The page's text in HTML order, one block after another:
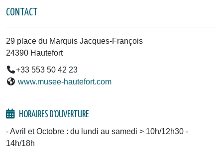
CONTACT
29 place du Marquis Jacques-François
24390 Hautefort
+33 553 50 42 23
www.musee-hautefort.com
HORAIRES D'OUVERTURE
- Avril et Octobre : du lundi au samedi > 10h/12h30 -
14h/18h